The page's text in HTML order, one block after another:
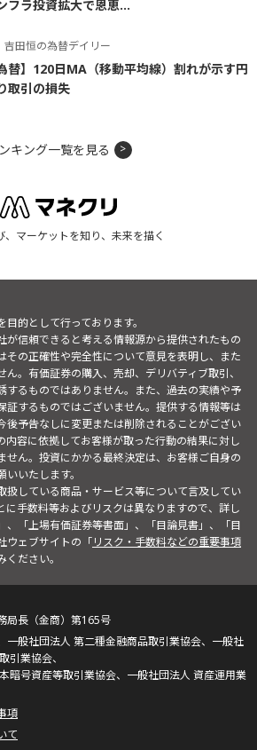
フラ投資拡大で恩恵...
吉田恒の為替デイリー
為替】120日MA（移動平均線）割れが示す円
取引の損失
キング一覧を見る
、マーケットを知り、未来を描く
的として行っております。
が信頼できると考える情報源から提供されたもの
その正確性や完全性について意見を表明し、また
。有価証券の購入、売却、デリバティブ取引、
するものではありません。また、過去の実績や予
証するものではございません。提供する情報等は
後予告なしに変更または削除されることがござい
内容に依拠してお客様が取った行動の結果に対し
せん。投資にかかる最終決定は、お客様ご自身の
いたします。
扱している商品・サービス等について言及してい
に手数料等およびリスクは異なりますので、詳し
、「上場有価証券等書面」、「目論見書」、「目
ウェブサイトの「リスク・手数料などの重要事項
ください。
長（金商）第165号
一般社団法人 第二種金融商品取引業協会、一般社
引業協会、
暗号資産等取引業協会、一般社団法人 資産運用業
項
て